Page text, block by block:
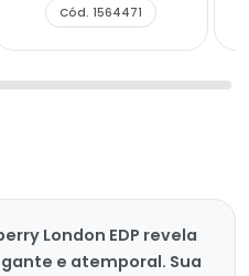
Cód. 1564471
London EDP revela
e atemporal. Sua